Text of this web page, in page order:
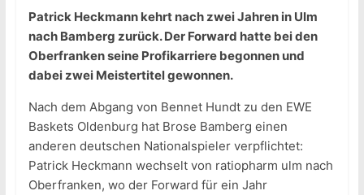
Patrick Heckmann kehrt nach zwei Jahren in Ulm
nach Bamberg zurück. Der Forward hatte bei den
Oberfranken seine Profikarriere begonnen und
dabei zwei Meistertitel gewonnen.
Nach dem Abgang von Bennet Hundt zu den EWE
Baskets Oldenburg hat Brose Bamberg einen
anderen deutschen Nationalspieler verpflichtet:
Patrick Heckmann wechselt von ratiopharm ulm nach
Oberfranken, wo der Forward für ein Jahr